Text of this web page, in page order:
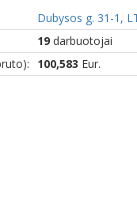
Dubysos g. 31-1,
19 darbuotojai
100,583 Eur.